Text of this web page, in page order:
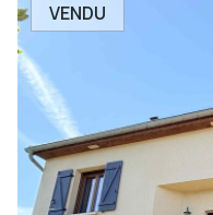
VENDU